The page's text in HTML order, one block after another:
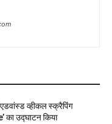
एडवांस्ड व्हीकल स्क्रैपिंग
का उद्घाटन किया